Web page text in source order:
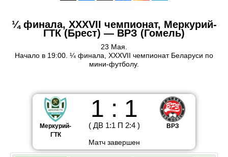
¼ финала, XXXVII чемпионат, Меркурий-
ГТК (Брест) — ВРЗ (Гомель)
23 Мая.
Начало в 19:00. ¼ финала, XXXVII чемпионат Беларуси по
мини-футболу.
Меркурий-
ГТК
1 : 1
( ДВ 1:1 П 2:4 )
Матч завершен
ВРЗ